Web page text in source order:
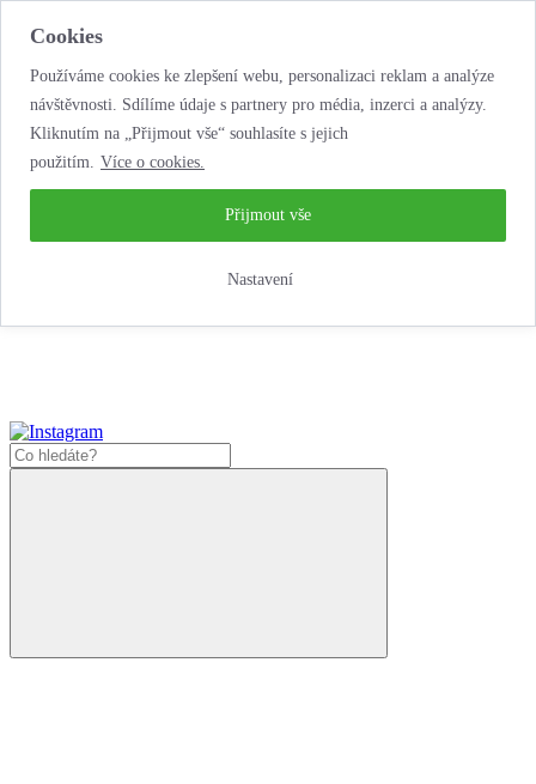
Cookies
Používáme cookies ke zlepšení webu, personalizaci reklam a analýze
návštěvnosti. Sdílíme údaje s partnery pro média, inzerci a analýzy.
Kliknutím na „Přijmout vše“ souhlasíte s jejich
použitím. Více o cookies.
Nastavení
Přijmout vše
...neobyčejná jízda životem!